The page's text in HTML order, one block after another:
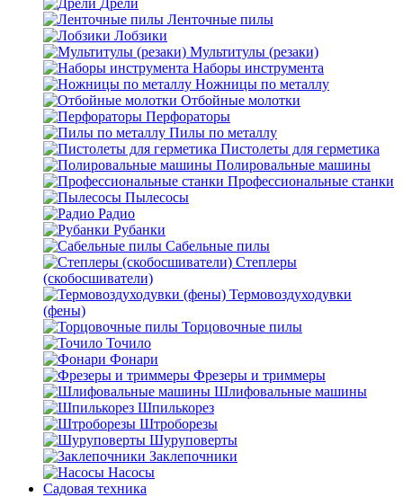
Дрели
Ленточные пилы
Лобзики
Мультитулы (резаки)
Наборы инструмента
Ножницы по металлу
Отбойные молотки
Перфораторы
Пилы по металлу
Пистолеты для герметика
Полировальные машины
Профессиональные станки
Пылесосы
Радио
Рубанки
Сабельные пилы
Степлеры
(скобосшиватели)
Термовоздуходувки
(фены)
Торцовочные пилы
Точило
Фонари
Фрезеры и триммеры
Шлифовальные машины
Шпилькорез
Штроборезы
Шуруповерты
Заклепочники
Насосы
Садовая техника